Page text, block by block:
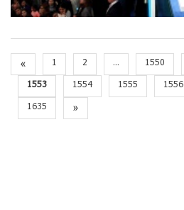
« 1 2 ... 1550
1553
1554 1555 1556
1635
»